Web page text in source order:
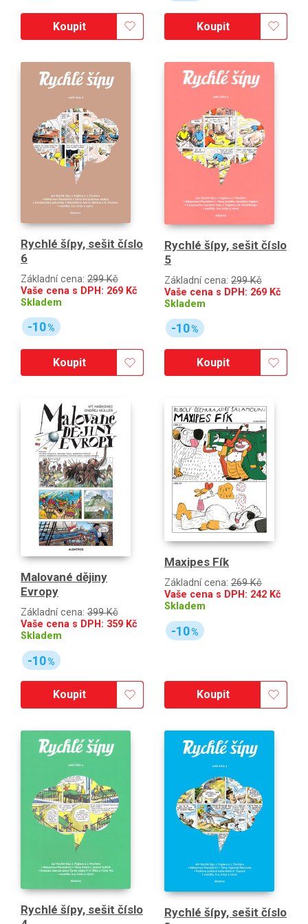
Koupit Koupit
Rychlé šípy, sešit číslo
6
Základní cena: 299 Kč
Vaše cena s DPH: 269 Kč
Skladem
-10%
Koupit
Rychlé šípy, sešit číslo
5
Základní cena: 299 Kč
Vaše cena s DPH: 269 Kč
Skladem
-10%
Koupit
Malované dějiny
Evropy
Základní cena: 399 Kč
Vaše cena s DPH: 359 Kč
Skladem
-10%
Koupit
Maxipes Fík
Základní cena: 269 Kč
Vaše cena s DPH: 242 Kč
Skladem
-10%
Koupit
Rychlé šípy, sešit číslo
Rychlé šípy, sešit číslo